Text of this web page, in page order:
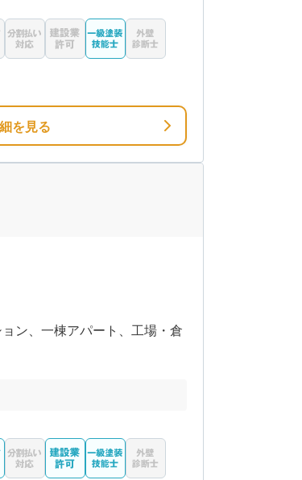
を見る
ン、一棟アパート、工場・倉